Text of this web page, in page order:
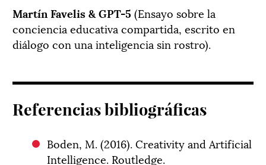
Martín Favelis & GPT-5(Ensayo sobre la
conciencia educativa compartida, escrito en
diálogo con una inteligencia sin rostro).
Referencias bibliográficas
Boden, M. (2016). Creativity and Artificial
Intelligence. Routledge.